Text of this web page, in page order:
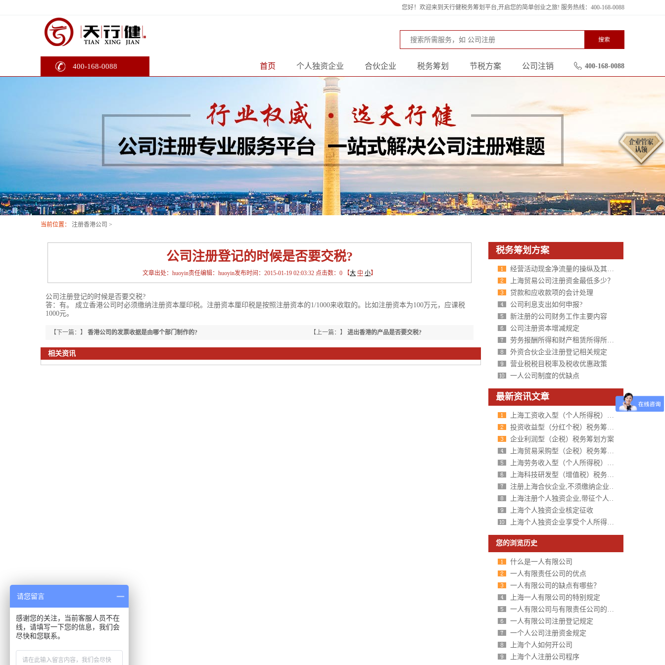
您好！欢迎来到天行健税务筹划平台,开启您的简单创业之旅! 服务热线：400-168-0088
搜索
400-168-0088 400-168-0088
公司注销
节税方案
税务筹划
合伙企业
个人独资企业
首页
当前位置： 注册香港公司 >
公司注册登记的时候是否要交税?
文章出处：huoyin责任编辑：huoyin发布时间：2015-01-19 02:03:32 点击数： 0 【大 中 小】
公司注册登记的时候是否要交税?
答：有。 成立香港公司时必须缴纳注册资本厘印税。注册资本厘印税是按照注册资本的1/1000来收取的。比如注册资本为100万元，应课税
1000元。
【上一篇：】 进出香港的产品是否要交税?
【下一篇：】 香港公司的发票收据是由哪个部门制作的?
相关资讯
税务筹划方案
经营活动现金净流量的操纵及其分析
上海贸易公司注册资金最低多少？
贷款和应收款项的会计处理
公司利息支出如何申报?
新注册的公司财务工作主要内容
公司注册资本增减规定
劳务报酬所得和财产租赁所得所缴纳个人所得税是一样的吗？
外资合伙企业注册登记相关规定
营业税税目税率及税收优惠政策
一人公司制度的优缺点
最新资讯文章
上海工资收入型（个人所得税）税务筹划方案
投资收益型（分红个税）税务筹划方案
企业利润型（企税）税务筹划方案
上海贸易采购型（企税）税务筹划方案
上海劳务收入型（个人所得税）税务筹划方案
上海科技研发型（增值税）税务筹划方案
注册上海合伙企业,不须缴纳企业所得税,个人所得税核定征收
上海注册个人独资企业,带征个人所得税,财政税收返还扶持40%-50%
上海个人独资企业核定征收
上海个人独资企业享受个人所得税核定征收
您的浏览历史
什么是一人有限公司
一人有限责任公司的优点
一人有限公司的缺点有哪些？
上海一人有限公司的特别规定
一人有限公司与有限责任公司的区别分析
一人有限公司注册登记规定
一个人公司注册资金规定
上海个人如何开公司
上海个人注册公司程序
请您留言
感谢您的关注，当前客服人员不在
线，请填写一下您的信息，我们会
尽快和您联系。